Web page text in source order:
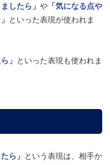
したら」 や 「気になる点や
といった表現が使われま
」
といった表現も使われま
ら」
という表現は、相手か